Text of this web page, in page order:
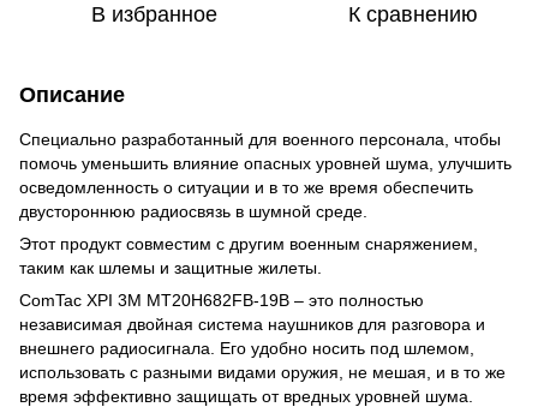
В избранное К сравнению
Описание
Специально разработанный для военного персонала, чтобы
помочь уменьшить влияние опасных уровней шума, улучшить
осведомленность о ситуации и в то же время обеспечить
двустороннюю радиосвязь в шумной среде.
Этот продукт совместим с другим военным снаряжением,
таким как шлемы и защитные жилеты.
ComTac XPI 3M MT20H682FB-19B – это полностью
независимая двойная система наушников для разговора и
внешнего радиосигнала. Его удобно носить под шлемом,
использовать с разными видами оружия, не мешая, и в то же
время эффективно защищать от вредных уровней шума.